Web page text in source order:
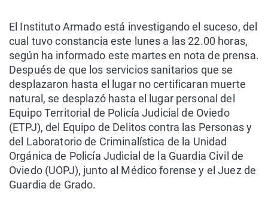
El Instituto Armado está investigando el suceso, del
cual tuvo constancia este lunes a las 22.00 horas,
según ha informado este martes en nota de prensa.
Después de que los servicios sanitarios que se
desplazaron hasta el lugar no certificaran muerte
natural, se desplazó hasta el lugar personal del
Equipo Territorial de Policía Judicial de Oviedo
(ETPJ), del Equipo de Delitos contra las Personas y
del Laboratorio de Criminalística de la Unidad
Orgánica de Policía Judicial de la Guardia Civil de
Oviedo (UOPJ), junto al Médico forense y el Juez de
Guardia de Grado.